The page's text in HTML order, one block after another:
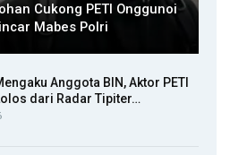
Cukong PETI Onggunoi
Mabes Polri
Anggota BIN, Aktor PETI
dari Radar Tipiter…